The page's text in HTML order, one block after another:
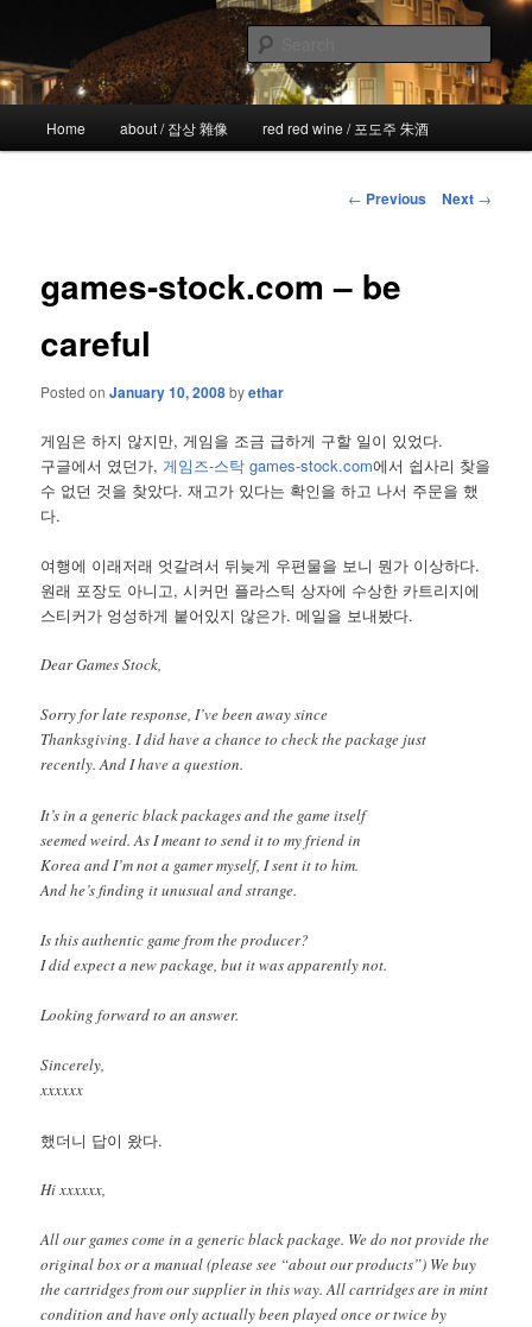
primary
content!wicked
the more I see the less I know
Home about / 잡상 雜像 red red wine / 포도주 朱酒
Post
← Previous Next →
games-stock.com – be
careful
Posted onJanuary 10, 2008byethar
게임은 하지 않지만, 게임을 조금 급하게 구할 일이 있었다.
구글에서 였던가,게임즈-스탁 games-stock.com에서 쉽사리 찾을
수 없던 것을 찾았다. 재고가 있다는 확인을 하고 나서 주문을 했
다.
여행에 이래저래 엇갈려서 뒤늦게 우편물을 보니 뭔가 이상하다.
원래 포장도 아니고, 시커먼 플라스틱 상자에 수상한 카트리지에
스티커가 엉성하게 붙어있지 않은가. 메일을 보내봤다.
Dear Games Stock,
Sorry for late response, I’ve been away since
Thanksgiving. I did have a chance to check the package just
recently. And I have a question.
It’s in a generic black packages and the game itself
seemed weird. As I meant to send it to my friend in
Korea and I’m not a gamer myself, I sent it to him.
And he’s finding it unusual and strange.
Is this authentic game from the producer?
I did expect a new package, but it was apparently not.
Looking forward to an answer.
Sincerely,
xxxxxx
했더니 답이 왔다.
Hi xxxxxx,
All our games come in a generic black package. We do not provide the
original box or a manual (please see “about our products”) We buy
the cartridges from our supplier in this way. All cartridges are in mint
condition and have only actually been played once or twice by